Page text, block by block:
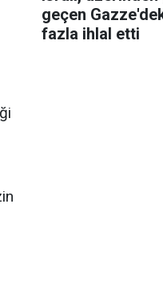
geçen
fazla ihlal etti